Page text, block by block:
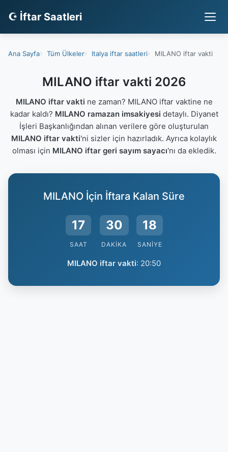
☪ İftar Saatleri
Ana Sayfa Tüm Ülkeler Italya iftar saatleri MILANO iftar vakti
MILANO iftar vakti 2026
MILANO iftar vakti ne zaman? MILANO iftar vaktine ne
kadar kaldı? MILANO ramazan imsakiyesi detaylı. Diyanet
İşleri Başkanlığından alınan verilere göre oluşturulan
MILANO iftar vakti'ni sizler için hazırladık. Ayrıca kolaylık
olması için MILANO iftar geri sayım sayacı'nı da ekledik.
MILANO İçin İftara Kalan Süre
17
SAAT
30
DAKIKA
18
SANIYE
MILANO iftar vakti: 20:50